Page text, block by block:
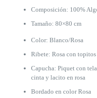
Composición: 100%
Tamaño: 80×80 cm
Color: Blanco/Rosa
Ribete: Rosa con topitos
Capucha: Piquet con
cinta y lacito en rosa
Bordado en color Rosa